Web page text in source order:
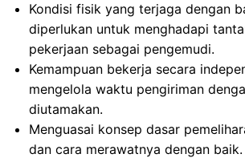
Kondisi fisik yang terjaga dengan
diperlukan untuk menghadapi
pekerjaan sebagai pengemudi.
Kemampuan bekerja secara
mengelola waktu pengiriman
diutamakan.
Menguasai konsep dasar
dan cara merawatnya dengan baik.